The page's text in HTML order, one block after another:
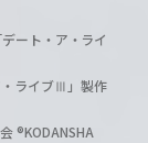
ート・ア・ライ
ライブⅢ」製作
®KODANSHA